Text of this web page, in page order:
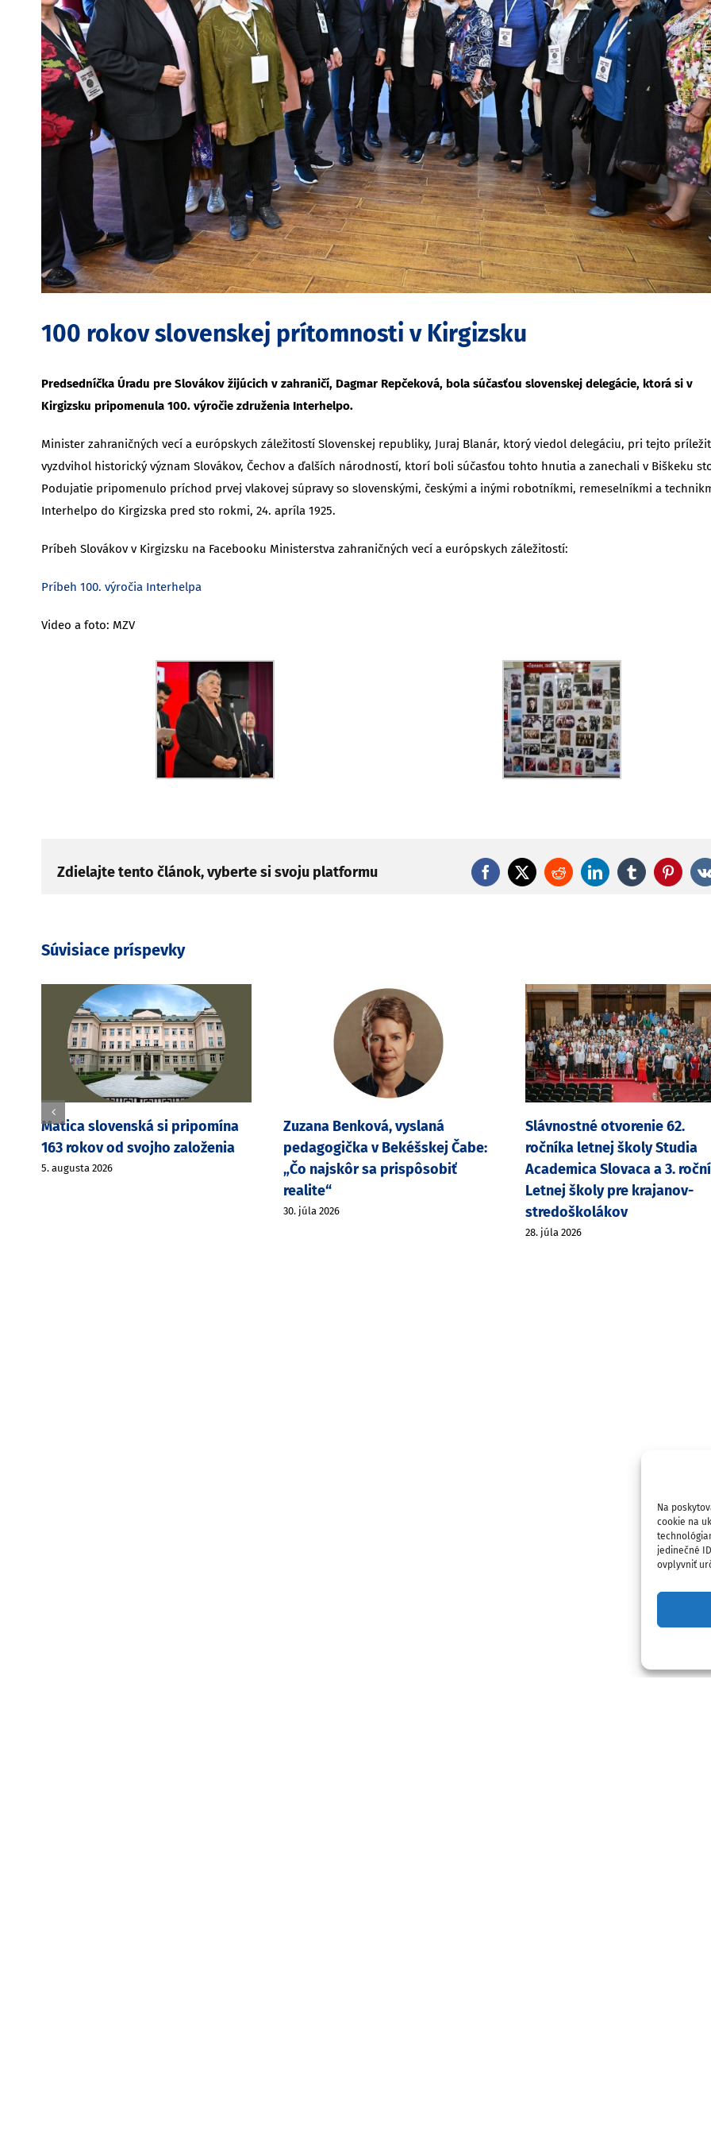
Na
cookie na
jedinečné
ovplyvniť
100 rokov slovenskej prítomnosti v Kirgizsku
Predsedníčka Úradu pre Slovákov žijúcich v zahraničí, Dagmar Repčeková, bola súčasťou slovenskej delegácie, ktorá si v
Kirgizsku pripomenula 100. výročie združenia Interhelpo.
Minister zahraničných vecí a európskych záležitostí Slovenskej republiky, Juraj Blanár, ktorý viedol delegáciu, pri tejto
vyzdvihol historický význam Slovákov, Čechov a ďalších národností, ktorí boli súčasťou tohto hnutia a zanechali v Biškeku
Podujatie pripomenulo príchod prvej vlakovej súpravy so slovenskými, českými a inými robotníkmi, remeselníkmi a
Interhelpo do Kirgizska pred sto rokmi, 24. apríla 1925.
Príbeh Slovákov v Kirgizsku na Facebooku Ministerstva zahraničných vecí a európskych záležitostí:
Príbeh 100. výročia Interhelpa
Video a foto: MZV
Zdielajte tento článok, vyberte si svoju platformu Facebook
X RedditLinkedInTumblr
Súvisiace príspevky
Matica slovenská si pripomína
163 rokov od svojho založenia
5. augusta 2026
Zuzana Benková, vyslaná
pedagogička v Bekéšskej Čabe:
„Čo najskôr sa prispôsobiť
realite“
30. júla 2026
Slávnostné otvorenie 62.
ročníka letnej školy Studia
Academica Slovaca a 3.
Letnej školy pre krajanov-
stredoškolákov
28. júla 2026